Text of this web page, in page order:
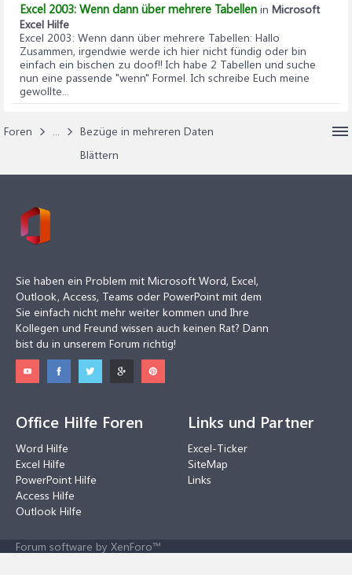
Excel 2003: Wenn dann über mehrere Tabellen in Microsoft
Excel Hilfe
Excel 2003: Wenn dann über mehrere Tabellen: Hallo
Zusammen, irgendwie werde ich hier nicht fündig oder bin
einfach ein bischen zu doof!! Ich habe 2 Tabellen und suche
nun eine passende "wenn" Formel. Ich schreibe Euch meine
gewollte...
Foren ...
Bezüge in mehreren Daten
Blättern
Sie haben ein Problem mit Microsoft Word, Excel,
Outlook, Access, Teams oder PowerPoint mit dem
Sie einfach nicht mehr weiter kommen und Ihre
Kollegen und Freund wissen auch keinen Rat? Dann
bist du in unserem Forum richtig!
Office Hilfe Foren
Word Hilfe
Excel Hilfe
PowerPoint Hilfe
Access Hilfe
Outlook Hilfe
Links und Partner
Excel-Ticker
SiteMap
Links
Forum software by XenForo™